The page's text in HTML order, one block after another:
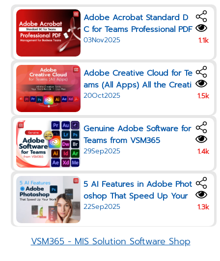
Adobe Acrobat Standard D
C for Teams Professional PDF
Management for Business Te
03Nov2025 1.1k
Adobe Creative Cloud for Te
ams (All Apps) All the Creati
ve Tools Your Team Needs i
20Oct2025 1.5k
Genuine Adobe Software for
Teams from VSM365
29Sep2025 1.4k
5 AI Features in Adobe Phot
oshop That Speed Up Your
Work in 2025
22Sep2025 1.3k
VSM365 - MIS Solution Software Shop